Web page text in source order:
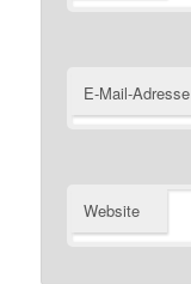
E-Mail-Adresse
Website